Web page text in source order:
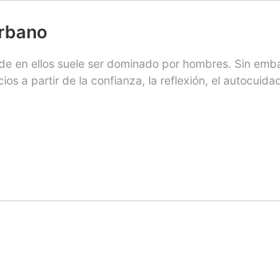
en ellos suele ser dominado por hombres. Sin
a partir de la confianza, la reflexión, el